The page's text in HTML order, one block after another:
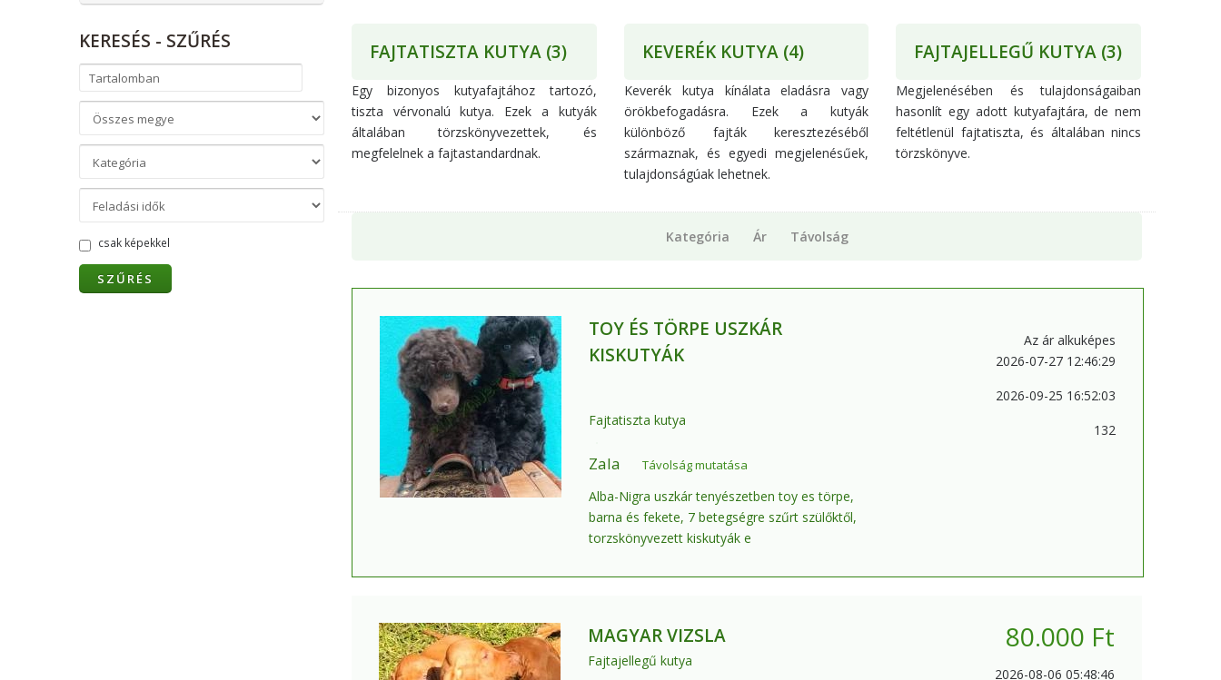
FAJTATISZTA KUTYA (3)
Egy bizonyos kutyafajtához tartozó,
tiszta vérvonalú kutya. Ezek a kutyák
általában törzskönyvezettek, és
megfelelnek a fajtastandardnak.
KEVERÉK KUTYA (4)
Keverék kutya kínálata eladásra vagy
örökbefogadásra. Ezek a kutyák
különböző fajták keresztezéséből
származnak, és egyedi megjelenésűek,
tulajdonságúak lehetnek.
FAJTAJELLEGŰ KUTYA (3)
Megjelenésében és tulajdonságaiban
hasonlít egy adott kutyafajtára, de nem
feltétlenül fajtatiszta, és általában nincs
törzskönyve.
Kategória Ár Távolság
TOY ÉS TÖRPE USZKÁR
KISKUTYÁK
Fajtatiszta kutya
Zala Távolság mutatása
Alba-Nigra uszkár tenyészetben toy es törpe,
barna és fekete, 7 betegségre szűrt szülőktől,
torzskönyvezett kiskutyák e
Az ár alkuképes
2026-07-27 12:46:29
2026-09-25 16:52:03
132
MAGYAR VIZSLA
Fajtajellegű kutya
80.000 Ft
2026-08-06 05:48:46
KERESÉS - SZŰRÉS
csak képekkel
SZŰRÉS